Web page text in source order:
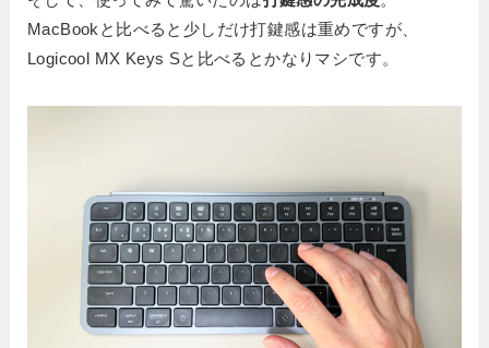
MacBookと比べると少しだけ打鍵感は重めですが、
Logicool MX Keys Sと比べるとかなりマシです。